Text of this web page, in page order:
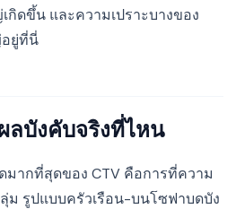
ดขึ้น และความเปราะบางของ
ยู่ที่นี่
ลบังคับจริงที่ไหน
มากที่สุดของ CTV คือการที่ความ
รูปแบบครัวเรือน-บนโซฟาบดบัง